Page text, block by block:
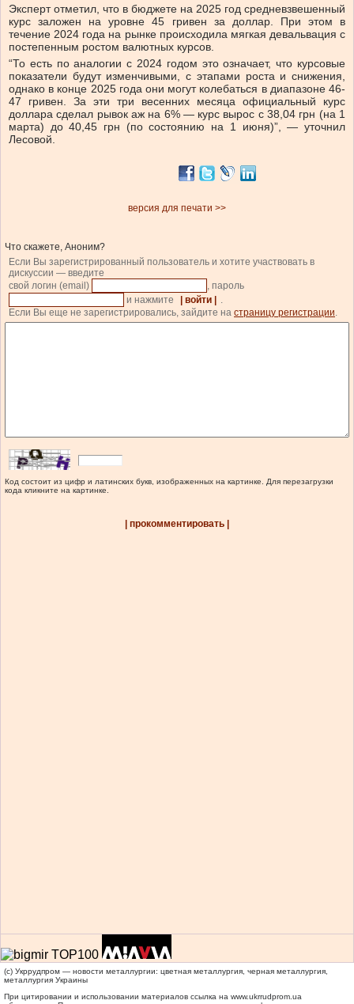
Эксперт отметил, что в бюджете на 2025 год средневзвешенный
курс заложен на уровне 45 гривен за доллар. При этом в
течение 2024 года на рынке происходила мягкая девальвация с
постепенным ростом валютных курсов.
“То есть по аналогии с 2024 годом это означает, что курсовые
показатели будут изменчивыми, с этапами роста и снижения,
однако в конце 2025 года они могут колебаться в диапазоне 46-
47 гривен. За эти три весенних месяца официальный курс
доллара сделал рывок аж на 6% — курс вырос с 38,04 грн (на 1
марта) до 40,45 грн (по состоянию на 1 июня)”, — уточнил
Лесовой.
версия для печати >>
Что скажете, Аноним?
Если Вы зарегистрированный пользователь и хотите участвовать в
дискуссии — введите
свой логин (email)
, пароль
и нажмите
| войти |
.
Если Вы еще не зарегистрировались, зайдите на страницу регистрации.
Код состоит из цифр и латинских букв, изображенных на картинке. Для перезагрузки
кода кликните на картинке.
| прокомментировать |
(c) Укррудпром — новости металлургии: цветная металлургия, черная металлургия,
металлургия Украины
При цитировании и использовании материалов ссылка на www.ukrrudprom.ua